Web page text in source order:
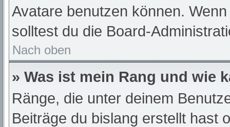
Avatare benutzen können.
solltest du die Board-
Nach oben
» Was ist mein Rang und wie
Ränge, die unter deinem
Beiträge du bislang erstellt hast